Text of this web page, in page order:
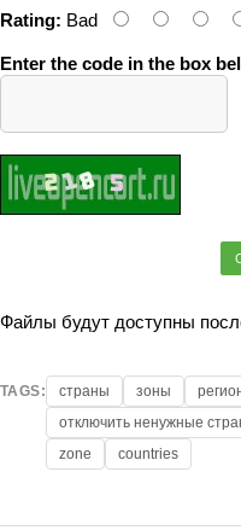
Rating: Bad
Enter the code in the box
Файлы будут доступны
TAGS: страны зоны
отключить ненужные
zone
countries